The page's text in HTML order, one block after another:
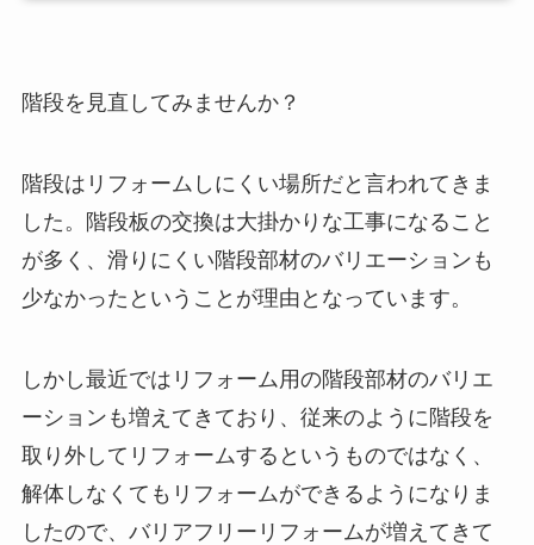
階段を見直してみませんか？
階段はリフォームしにくい場所だと言われてきま
した。階段板の交換は大掛かりな工事になること
が多く、滑りにくい階段部材のバリエーションも
少なかったということが理由となっています。
しかし最近ではリフォーム用の階段部材のバリエ
ーションも増えてきており、従来のように階段を
取り外してリフォームするというものではなく、
解体しなくてもリフォームができるようになりま
したので、バリアフリーリフォームが増えてきて